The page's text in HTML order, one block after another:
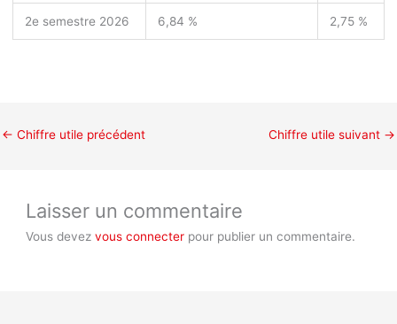
2e semestre 2026 6,84 % 2,75 %
← Chiffre utile précédent Chiffre utile suivant →
Laisser un commentaire
Vous devezvous connecter pour publier un commentaire.